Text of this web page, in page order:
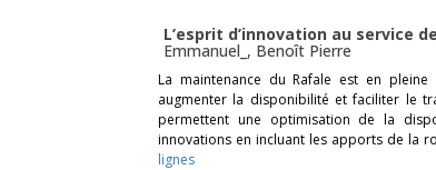
L’esprit d’innovation au service
Emmanuel_ , Benoît Pierre
La maintenance du Rafale est en
augmenter la disponibilité et faciliter le
permettent une optimisation de la
innovations en incluant les apports de la
lignes